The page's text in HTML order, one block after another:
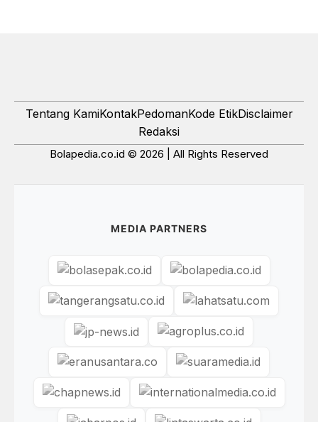
Tentang KamiKontakPedomanKode EtikDisclaimer
Redaksi
Bolapedia.co.id © 2026 | All Rights Reserved
MEDIA PARTNERS